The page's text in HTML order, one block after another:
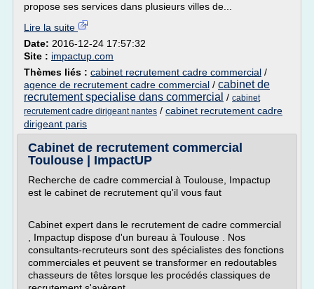
propose ses services dans plusieurs villes de...
Lire la suite
Date: 2016-12-24 17:57:32
Site : impactup.com
Thèmes liés : cabinet recrutement cadre commercial /
agence de recrutement cadre commercial / cabinet de
recrutement specialise dans commercial / cabinet
recrutement cadre dirigeant nantes / cabinet recrutement cadre
dirigeant paris
Cabinet de recrutement commercial
Toulouse | ImpactUP
Recherche de cadre commercial à Toulouse, Impactup
est le cabinet de recrutement qu'il vous faut
Cabinet expert dans le recrutement de cadre commercial
, Impactup dispose d'un bureau à Toulouse . Nos
consultants-recruteurs sont des spécialistes des fonctions
commerciales et peuvent se transformer en redoutables
chasseurs de têtes lorsque les procédés classiques de